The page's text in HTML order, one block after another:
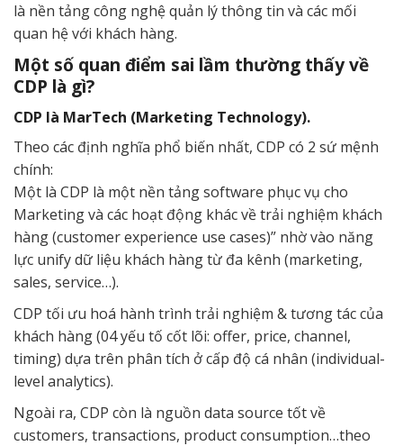
là nền tảng công nghệ quản lý thông tin và các mối
quan hệ với khách hàng.
Một số quan điểm sai lầm thường thấy về
CDP là gì?
CDP là MarTech (Marketing Technology).
Theo các định nghĩa phổ biến nhất, CDP có 2 sứ mệnh
chính:
Một là CDP là một nền tảng software phục vụ cho
Marketing và các hoạt động khác về trải nghiệm khách
hàng (customer experience use cases)” nhờ vào năng
lực unify dữ liệu khách hàng từ đa kênh (marketing,
sales, service…).
CDP tối ưu hoá hành trình trải nghiệm & tương tác của
khách hàng (04 yếu tố cốt lõi: offer, price, channel,
timing) dựa trên phân tích ở cấp độ cá nhân (individual-
level analytics).
Ngoài ra, CDP còn là nguồn data source tốt về
customers, transactions, product consumption…theo